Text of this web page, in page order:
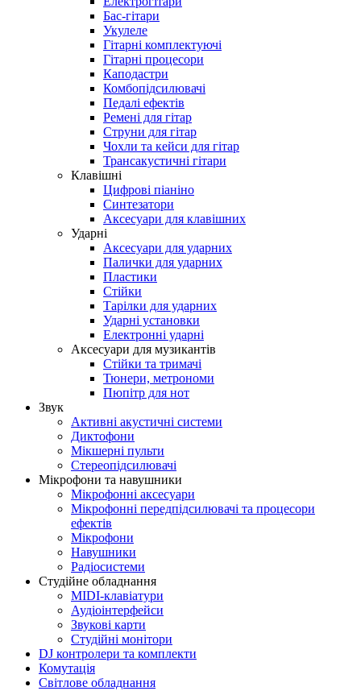
Бас-гітари
Укулеле
Гітарні комплектуючі
Гітарні процесори
Каподастри
Комбопідсилювачі
Педалі ефектів
Ремені для гітар
Струни для гітар
Чохли та кейси для гітар
Трансакустичні гітари
Клавішні
Цифрові піаніно
Синтезатори
Аксесуари для клавішних
Ударні
Аксесуари для ударних
Палички для ударних
Пластики
Стійки
Тарілки для ударних
Ударні установки
Електронні ударні
Аксесуари для музикантів
Стійки та тримачі
Тюнери, метрономи
Пюпітр для нот
Звук
Активні акустичні системи
Диктофони
Мікшерні пульти
Стереопідсилювачі
Мікрофони та навушники
Мікрофонні аксесуари
Мікрофонні передпідсилювачі та процесори
ефектів
Мікрофони
Навушники
Радіосистеми
Студійне обладнання
MIDI-клавіатури
Аудіоінтерфейси
Звукові карти
Студійні монітори
DJ контролери та комплекти
Комутація
Світлове обладнання